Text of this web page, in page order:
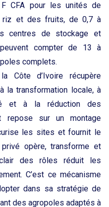
CFA pour les unités de
riz et des fruits, de 0,7 à
centres de stockage et
compter de 13 à
complets.
Côte d’Ivoire récupère
la transformation locale, à
et à la réduction des
repose sur un montage
les sites et fournit le
opère, transforme et
des rôles réduit les
C’est ce mécanisme
dans sa stratégie de
des agropoles adaptés à